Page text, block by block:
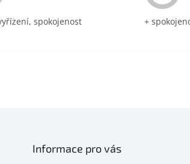
spokojenost +
Informace pro vás